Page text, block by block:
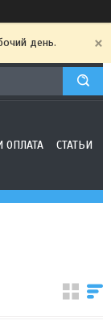
день.
ОПЛАТА СТАТЬИ